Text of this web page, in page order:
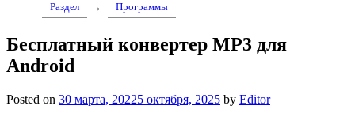
Раздел → Программы
Бесплатный конвертер MP3 для
Android
Posted on 30 марта, 20225 октября, 2025 by Editor